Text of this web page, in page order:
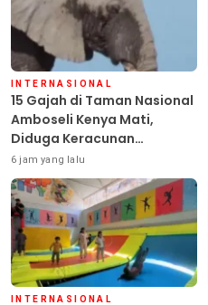
INTERNASIONAL
15 Gajah di Taman Nasional
Amboseli Kenya Mati,
Diduga Keracunan
Pestisida
6 jam yang lalu
INTERNASIONAL